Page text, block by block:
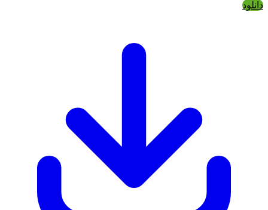
دانلود